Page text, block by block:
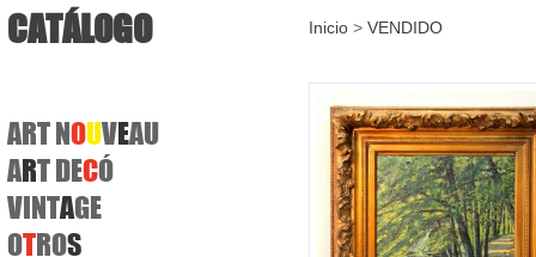
CATÁLOGO
ART NOUVEAU
ARTDECÓ
VINTAGE
OTROS
Inicio > VENDIDO